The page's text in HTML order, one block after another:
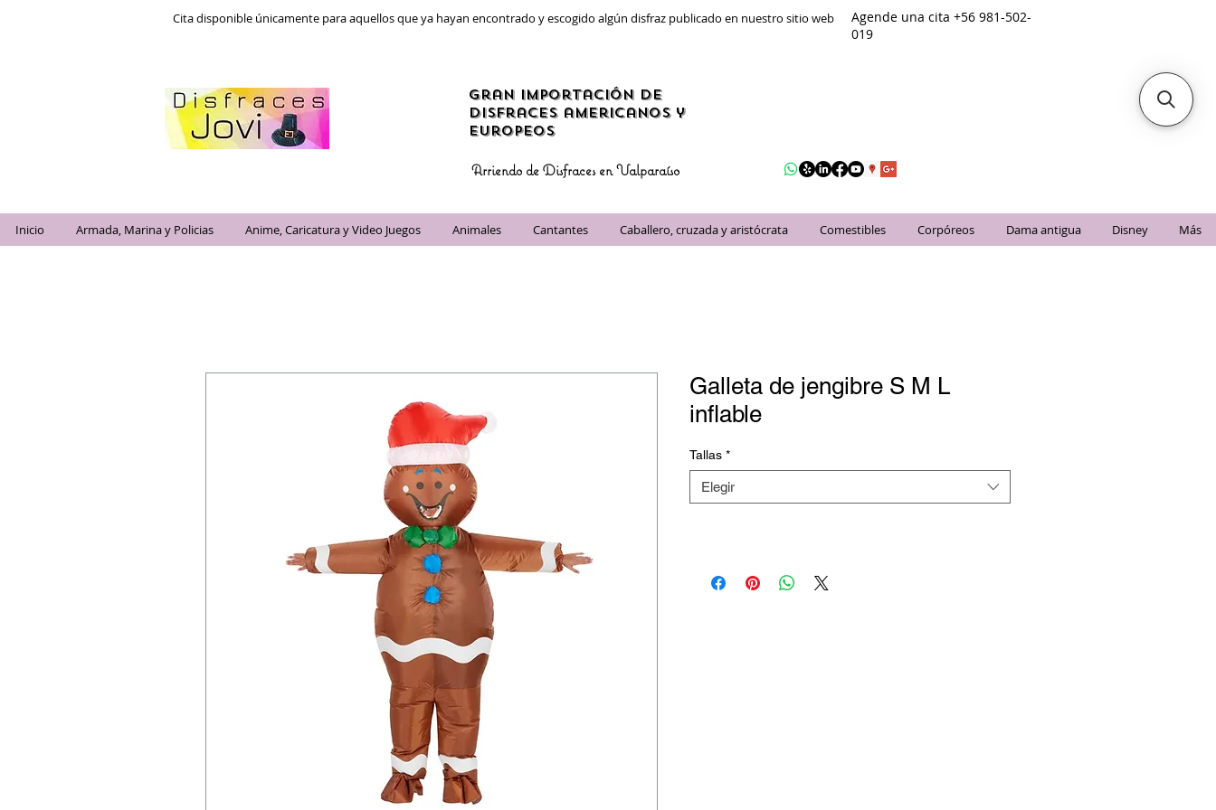
Cita disponible únicamente para aquellos que ya hayan encontrado y escogido algún disfraz publicado en nuestro sitio web
Agende una cita +56 981-502-
019
gran importación de
disfraces americanos y
Europeos
Arriendo de Disfraces en Valparaíso
Inicio Armada, Marina y Policias Anime, Caricatura y Video Juegos Animales Cantantes Caballero, cruzada y aristócrata Comestibles Corpóreos Dama antigua Disney Más
Galleta de jengibre S M L
inflable
Tallas *
Elegir